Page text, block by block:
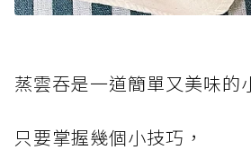
蒸雲吞是一道簡單又美味的
只要掌握幾個小技巧，